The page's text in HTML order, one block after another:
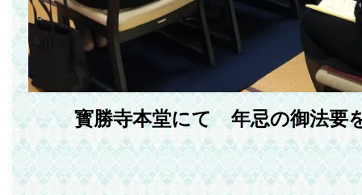
寳勝寺本堂にて 年忌の御法要